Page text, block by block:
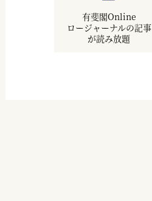
有斐閣Online
ロージャーナルの記事
が読み放題